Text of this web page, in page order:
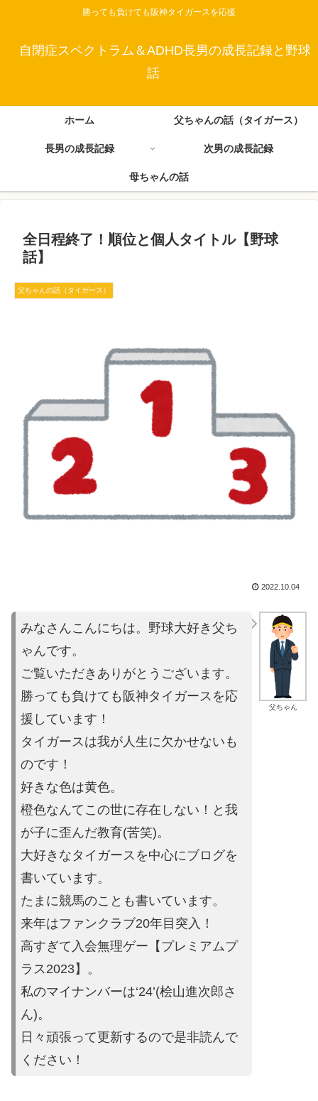
勝っても負けても阪神タイガースを応援
自閉症スペクトラム＆ADHD長男の成長記録と野球
話
ホーム 父ちゃんの話（タイガース）
長男の成長記録 次男の成長記録
母ちゃんの話
全日程終了！順位と個人タイトル【野球
話】
父ちゃんの話（タイガース）
2022.10.04
父ちゃん
みなさんこんにちは。野球大好き父ち
ゃんです。
ご覧いただきあり がとうございます。
勝っても負けても阪神タイガースを応
援しています！
タイガースは我が人生に欠かせないも
のです！
好きな色は黄色。
橙色なんてこの世に存在しない！と我
が子に歪んだ教育(苦笑)。
大好きなタイガースを中心にブログを
書いています。
たまに競馬のことも書いています。
来年はファンクラブ20年目突入！
高すぎて入会無理ゲー【プレミ アムプ
ラス2023】。
私のマイナンバーは‘24’(桧山進次郎さ
ん)。
日々頑張って更新するので是非読んで
ください ！